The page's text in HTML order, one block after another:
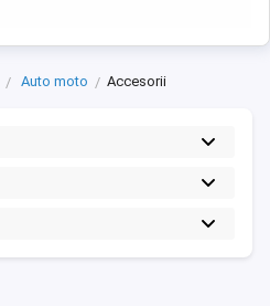
Auto moto Accesorii